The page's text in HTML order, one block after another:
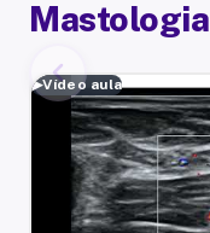
Mastologia
▶Vídeo aula